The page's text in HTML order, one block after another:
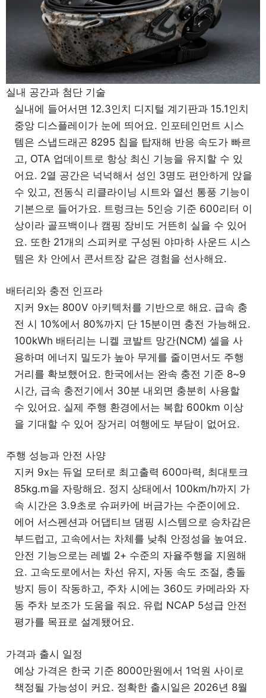
실내 공간과 첨단 기술
실내에 들어서면 12.3인치 디지털 계기판과 15.1인치
중앙 디스플레이가 눈에 띄어요. 인포테인먼트 시스
템은 스냅드래곤 8295 칩을 탑재해 반응 속도가 빠르
고, OTA 업데이트로 항상 최신 기능을 유지할 수 있
어요. 2열 공간은 넉넉해서 성인 3명도 편안하게 앉을
수 있고, 전동식 리클라이닝 시트와 열선 통풍 기능이
기본으로 들어가요. 트렁크는 5인승 기준 600리터 이
상이라 골프백이나 캠핑 장비도 거뜬히 실을 수 있어
요. 또한 21개의 스피커로 구성된 야마하 사운드 시스
템은 차 안에서 콘서트장 같은 경험을 선사해요.
배터리와 충전 인프라
지커 9x는 800V 아키텍처를 기반으로 해요. 급속 충
전 시 10%에서 80%까지 단 15분이면 충전 가능해요.
100kWh 배터리는 니켈 코발트 망간(NCM) 셀을 사
용하며 에너지 밀도가 높아 무게를 줄이면서도 주행
거리를 확보했어요. 한국에서는 완속 충전 기준 8~9
시간, 급속 충전기에서 30분 내외면 충분히 사용할
수 있어요. 실제 주행 환경에서는 복합 600km 이상
을 기대할 수 있어 장거리 여행에도 부담이 없어요.
주행 성능과 안전 사양
지커 9x는 듀얼 모터로 최고출력 600마력, 최대토크
85kg.m을 자랑해요. 정지 상태에서 100km/h까지 가
속 시간은 3.9초로 슈퍼카에 버금가는 수준이에요.
에어 서스펜션과 어댑티브 댐핑 시스템으로 승차감은
부드럽고, 고속에서는 차체를 낮춰 안정성을 높여요.
안전 기능으로는 레벨 2+ 수준의 자율주행을 지원해
요. 고속도로에서는 차선 유지, 자동 속도 조절, 충돌
방지 등이 작동하고, 주차 시에는 360도 카메라와 자
동 주차 보조가 도움을 줘요. 유럽 NCAP 5성급 안전
평가를 목표로 설계됐어요.
가격과 출시 일정
예상 가격은 한국 기준 8000만원에서 1억원 사이로
책정될 가능성이 커요. 정확한 출시일은 2026년 8월